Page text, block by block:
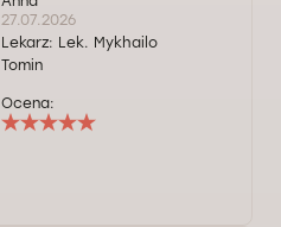
27.07.2026
Lekarz: Lek. Mykhailo
Tomin
Ocena: